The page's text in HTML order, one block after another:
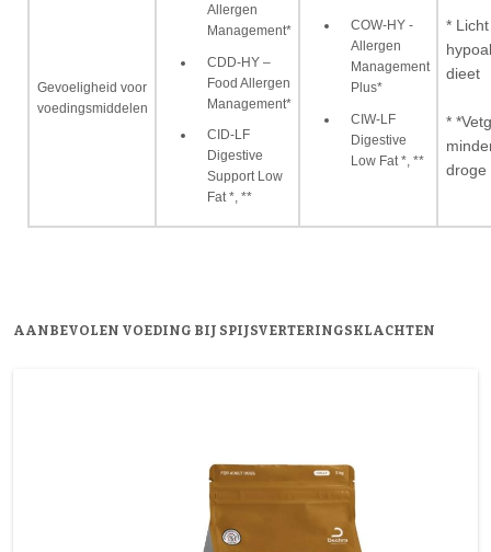
Gevoeligheid voor
voedingsmiddelen
Allergen
Management*
CDD-HY –
Food Allergen
Management*
CID-LF
Digestive
Support Low
Fat *, **
COW-HY -
Allergen
Management
Plus*
CIW-LF
Digestive
Low Fat *, **
*
dieet
*
droge
AANBEVOLEN VOEDING BIJ SPIJSVERTERINGSKLACHTEN